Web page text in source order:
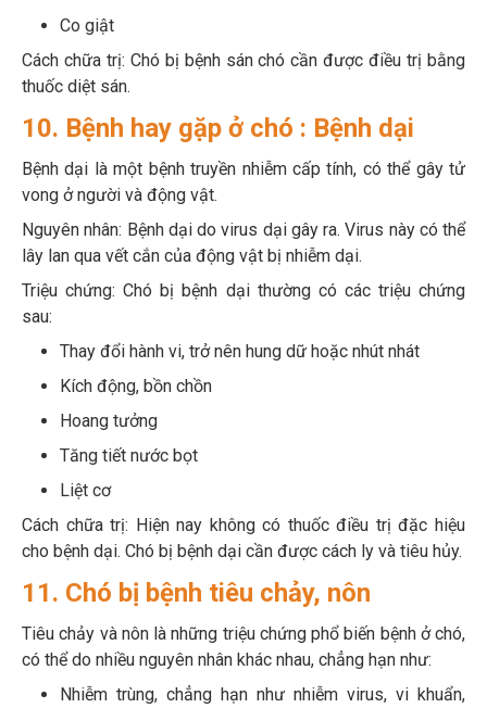
Co giật
Cách chữa trị: Chó bị bệnh sán chó cần được điều trị bằng
thuốc diệt sán.
10. Bệnh hay gặp ở chó : Bệnh dại
Bệnh dại là một bệnh truyền nhiễm cấp tính, có thể gây tử
vong ở người và động vật.
Nguyên nhân: Bệnh dại do virus dại gây ra. Virus này có thể
lây lan qua vết cắn của động vật bị nhiễm dại.
Triệu chứng: Chó bị bệnh dại thường có các triệu chứng
sau:
Thay đổi hành vi, trở nên hung dữ hoặc nhút nhát
Kích động, bồn chồn
Hoang tưởng
Tăng tiết nước bọt
Liệt cơ
Cách chữa trị: Hiện nay không có thuốc điều trị đặc hiệu
cho bệnh dại. Chó bị bệnh dại cần được cách ly và tiêu hủy.
11. Chó bị bệnh tiêu chảy, nôn
Tiêu chảy và nôn là những triệu chứng phổ biến bệnh ở chó,
có thể do nhiều nguyên nhân khác nhau, chẳng hạn như:
Nhiễm trùng, chẳng hạn như nhiễm virus, vi khuẩn,